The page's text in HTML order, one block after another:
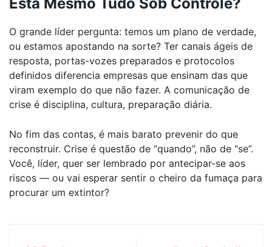
Está Mesmo Tudo Sob Controle?
O grande líder pergunta: temos um plano de verdade,
ou estamos apostando na sorte? Ter canais ágeis de
resposta, portas-vozes preparados e protocolos
definidos diferencia empresas que ensinam das que
viram exemplo do que não fazer. A comunicação de
crise é disciplina, cultura, preparação diária.
No fim das contas, é mais barato prevenir do que
reconstruir. Crise é questão de “quando”, não de “se”.
Você, líder, quer ser lembrado por antecipar-se aos
riscos — ou vai esperar sentir o cheiro da fumaça para
procurar um extintor?